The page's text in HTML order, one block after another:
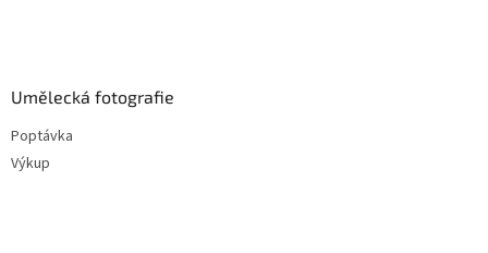
Umělecká fotografie
Poptávka
Výkup